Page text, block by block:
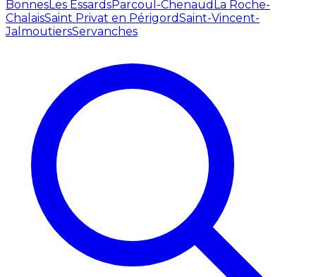
BonnesLes EssardsParcoul-Chenaud La Roche-
ChalaisSaint Privat en PérigordSaint-Vincent-
JalmoutiersServanches